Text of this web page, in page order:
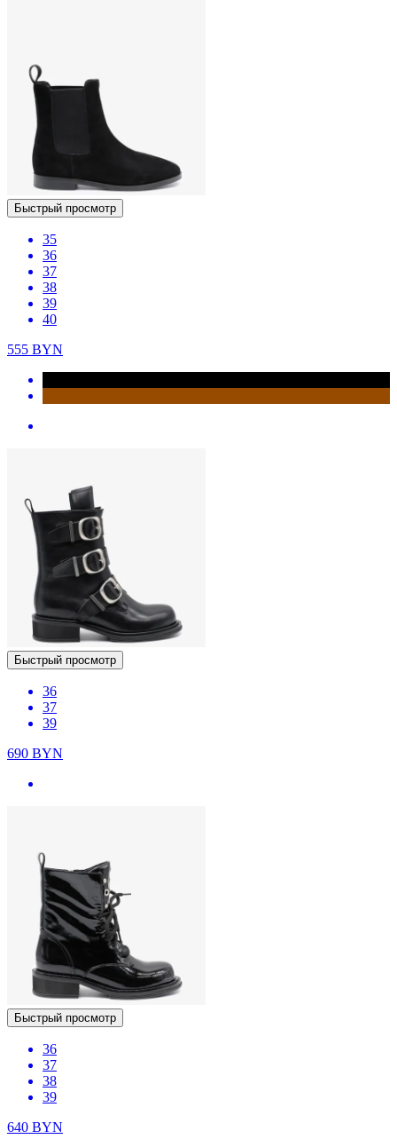
Быстрый просмотр
35
36
37
38
39
40
555 BYN
Быстрый просмотр
36
37
39
690 BYN
Быстрый просмотр
36
37
38
39
640 BYN